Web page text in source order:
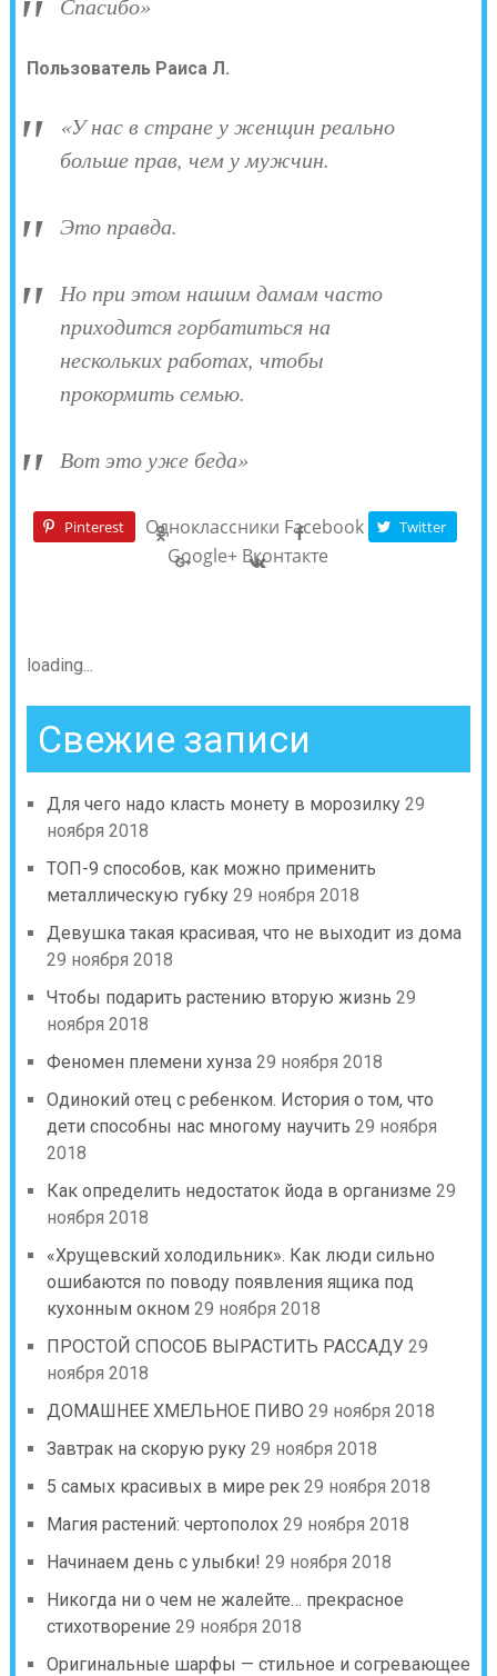
Пользователь Раиса Л.
«У нас в стране у женщин реально
больше прав, чем у мужчин.
Это правда.
Но при этом нашим дамам часто
приходится горбатиться на
нескольких работах, чтобы
прокормить семью.
Вот это уже беда»
Pinterest Одноклассники Facebook Twitter
Google+ Вконтакте
loading...
Свежие записи
Для чего надо класть монету в морозилку 29
ноября 2018
ТОП-9 способов, как можно применить
металлическую губку 29 ноября 2018
Девушка такая красивая, что не выходит из дома
29 ноября 2018
Чтобы подарить растению вторую жизнь 29
ноября 2018
Феномен племени хунза 29 ноября 2018
Одинокий отец с ребенком. История о том, что
дети способны нас многому научить 29 ноября
2018
Как определить недостаток йода в организме 29
ноября 2018
«Хрущевский холодильник». Как люди сильно
ошибаются по поводу появления ящика под
кухонным окном 29 ноября 2018
ПРОСТОЙ СПОСОБ ВЫРАСТИТЬ РАССАДУ 29
ноября 2018
ДОМАШНЕЕ ХМЕЛЬНОЕ ПИВО 29 ноября 2018
Завтрак на скорую руку 29 ноября 2018
5 самых красивых в мире рек 29 ноября 2018
Магия растений: чертополох 29 ноября 2018
Начинаем день с улыбки! 29 ноября 2018
Никогда ни о чем не жалейте… прекрасное
стихотворение 29 ноября 2018
Оригинальные шарфы — стильное и согревающее